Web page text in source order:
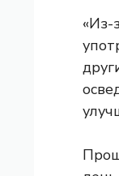
«Из-